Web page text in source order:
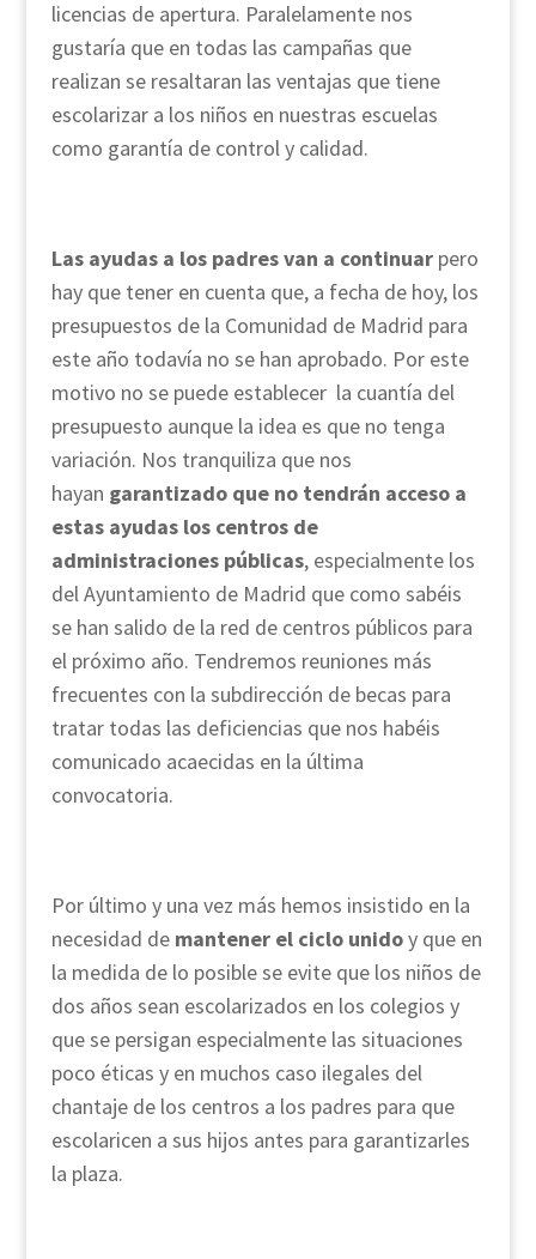
licencias de apertura. Paralelamente nos
gustaría que en todas las campañas que
realizan se resaltaran las ventajas que tiene
escolarizar a los niños en nuestras escuelas
como garantía de control y calidad.
Las ayudas a los padres van a continuarpero
hay que tener en cuenta que, a fecha de hoy, los
presupuestos de la Comunidad de Madrid para
este año todavía no se han aprobado. Por este
motivo no se puede establecer la cuantía del
presupuesto aunque la idea es que no tenga
variación. Nos tranquiliza que nos
hayan garantizado que no tendrán acceso a
estas ayudas los centros de
administraciones públicas, especialmente los
del Ayuntamiento de Madrid que como sabéis
se han salido de la red de centros públicos para
el próximo año. Tendremos reuniones más
frecuentes con la subdirección de becas para
tratar todas las deficiencias que nos habéis
comunicado acaecidas en la última
convocatoria.
Por último y una vez más hemos insistido en la
necesidad de mantener el ciclo unidoy que en
la medida de lo posible se evite que los niños de
dos años sean escolarizados en los colegios y
que se persigan especialmente las situaciones
poco éticas y en muchos caso ilegales del
chantaje de los centros a los padres para que
escolaricen a sus hijos antes para garantizarles
la plaza.